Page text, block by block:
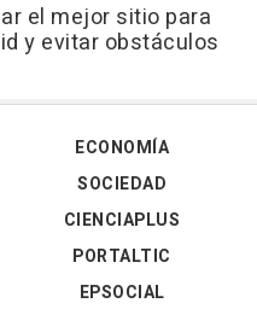
el mejor sitio para
y evitar obstáculos
ECONOMÍA
SOCIEDAD
CIENCIAPLUS
PORTALTIC
EPSOCIAL